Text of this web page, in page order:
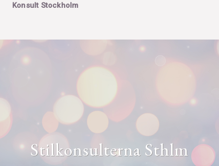
Konsult Stockholm
Stilkonsulterna Sthlm